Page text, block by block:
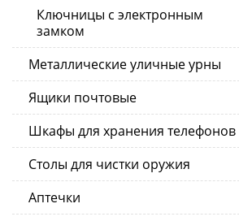
Ключницы с электронным
замком
Металлические уличные урны
Ящики почтовые
Шкафы для хранения телефонов
Столы для чистки оружия
Аптечки